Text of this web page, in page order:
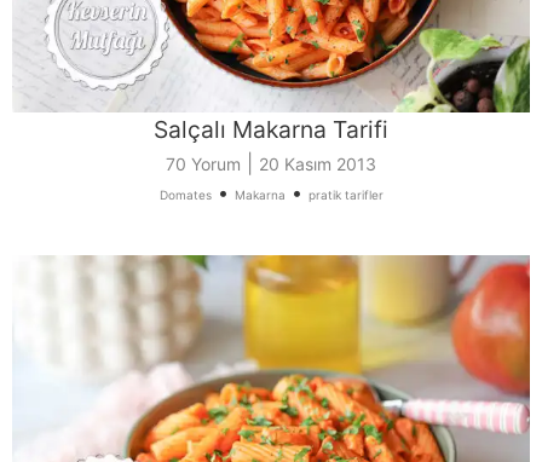
Salçalı Makarna Tarifi
70 Yorum 20 Kasım 2013
Domates• Makarna • pratik tarifler